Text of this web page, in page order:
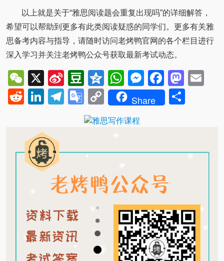
以上就是关于“雅思阅读题会重复出现吗”的详细解答，
希望可以帮助到更多有此类阅读疑惑的同学们。更多有关雅
思备考内容与指导，请随时访问老烤鸭官网的各个栏目进行
深入学习并关注老烤鸭公众号获取最新考试动态。
WeChat
X
Sina
Weibo
Douban
QzoneWhatsApp
Messenger
RedditLinkedIn
Telegram
Google
Translate
Copy
Link
Share